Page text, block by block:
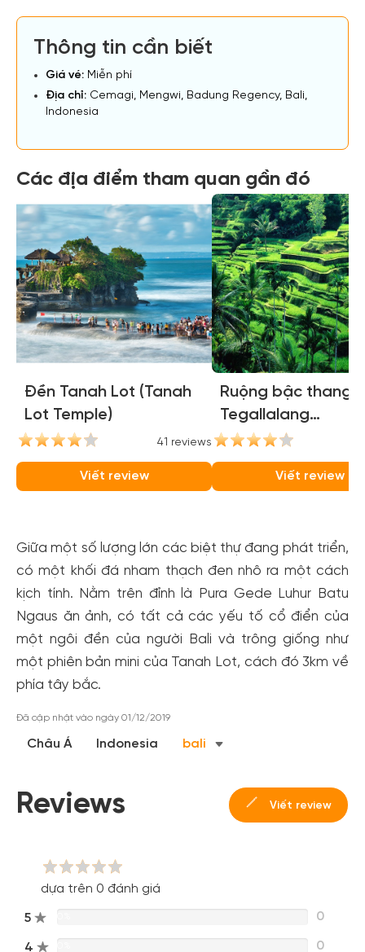
Thông tin cần biết
Giá vé: Miễn phí
Địa chỉ: Cemagi, Mengwi, Badung Regency, Bali,
Indonesia
Các địa điểm tham quan gần đó
Đền Tanah Lot (Tanah
Lot Temple)
41 reviews
Viết review
Ruộng bậc thang
Tegallalang
(Tegallalang Rice
Terraces)
Viết review
Giữa một số lượng lớn các biệt thự đang phát triển,
có một khối đá nham thạch đen nhô ra một cách
kịch tính. Nằm trên đỉnh là Pura Gede Luhur Batu
Ngaus ăn ảnh, có tất cả các yếu tố cổ điển của
một ngôi đền của người Bali và trông giống như
một phiên bản mini của Tanah Lot, cách đó 3km về
phía tây bắc.
Đã cập nhật vào ngày 01/12/2019
Châu Á Indonesia bali
Reviews Viết review
dựa trên 0 đánh giá
5 0
4 0
Tạo tài khoản nhanh - nhận nhiều ưu
đãi!
cho cộng đồng.
Đăng nhập Facebook